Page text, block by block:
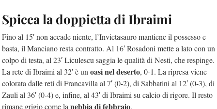
Spicca la doppietta di Ibraimi
Fino al 15′ non accade niente, l’Invictasauro mantiene il possesso e
basta, il Manciano resta contratto. Al 16′ Rosadoni mette a lato con un
colpo di testa, al 23′ Liculescu saggia le qualità di Nesti, che respinge.
La rete di Ibraimi al 32′ è unoasi nel deserto, 0-1. La ripresa viene
colorata dalle reti di Francavilla al 7′ (0-2), di Sabbatini al 12′ (0-3), di
Zauli al 36′ (0-4) e, infine, al 43′ di Ibraimi su calcio di rigore. Il resto
rimane grigio come la nebbia di febbraio.